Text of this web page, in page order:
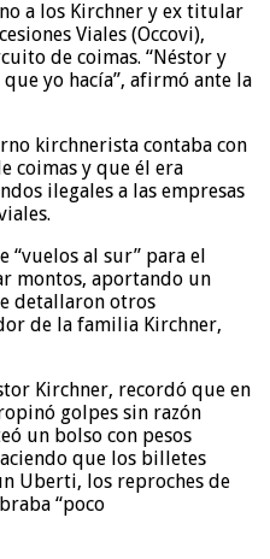
a los Kirchner y ex titular
Viales (Occovi),
de coimas. “Néstor y
yo hacía”, afirmó ante la
kirchnerista contaba con
coimas y que él era
ilegales a las empresas
“vuelos al sur” para el
montos, aportando un
detallaron otros
de la familia Kirchner,
Kirchner, recordó que en
golpes sin razón
un bolso con pesos
que los billetes
Uberti, los reproches de
“poco